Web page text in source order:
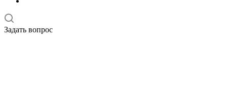
Задать вопрос